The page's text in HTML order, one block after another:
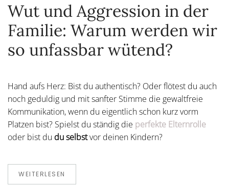
Wut und Aggression in der
Familie: Warum werden wir
so unfassbar wütend?
Hand aufs Herz: Bist du authentisch? Oder flötest du auch
noch geduldig und mit sanfter Stimme die gewaltfreie
Kommunikation, wenn du eigentlich schon kurz vorm
Platzen bist? Spielst du ständig die perfekte Elternrolle
oder bist du du selbstvor deinen Kindern?
WEITERLESEN